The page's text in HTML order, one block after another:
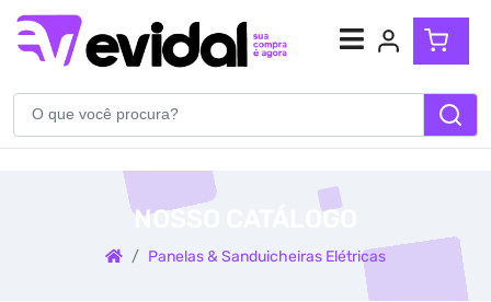
NOSSO CATÁLOGO
Panelas & Sanduicheiras Elétricas
(54) 99904-5710